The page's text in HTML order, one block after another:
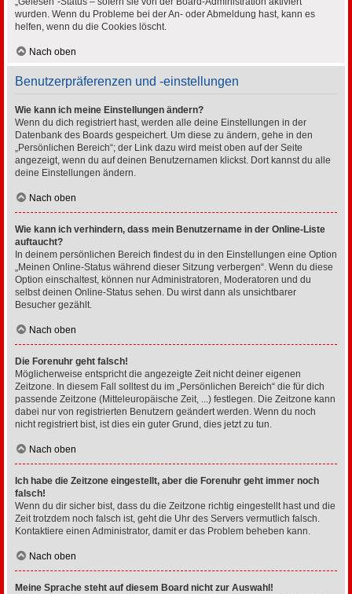
wurden. Wenn du Probleme bei der An- oder Abmeldung hast, kann es
helfen, wenn du die Cookies löscht.
Nach oben
Benutzerpräferenzen und -einstellungen
Wie kann ich meine Einstellungen ändern?
Wenn du dich registriert hast, werden alle deine Einstellungen in der
Datenbank des Boards gespeichert. Um diese zu ändern, gehe in den
„Persönlichen Bereich“; der Link dazu wird meist oben auf der Seite
angezeigt, wenn du auf deinen Benutzernamen klickst. Dort kannst du alle
deine Einstellungen ändern.
Nach oben
Wie kann ich verhindern, dass mein Benutzername in der Online-Liste
auftaucht?
In deinem persönlichen Bereich findest du in den Einstellungen eine Option
„Meinen Online-Status während dieser Sitzung verbergen“. Wenn du diese
Option einschaltest, können nur Administratoren, Moderatoren und du
selbst deinen Online-Status sehen. Du wirst dann als unsichtbarer
Besucher gezählt.
Nach oben
Die Forenuhr geht falsch!
Möglicherweise entspricht die angezeigte Zeit nicht deiner eigenen
Zeitzone. In diesem Fall solltest du im „Persönlichen Bereich“ die für dich
passende Zeitzone (Mitteleuropäische Zeit, ...) festlegen. Die Zeitzone kann
dabei nur von registrierten Benutzern geändert werden. Wenn du noch
nicht registriert bist, ist dies ein guter Grund, dies jetzt zu tun.
Nach oben
Ich habe die Zeitzone eingestellt, aber die Forenuhr geht immer noch
falsch!
Wenn du dir sicher bist, dass du die Zeitzone richtig eingestellt hast und die
Zeit trotzdem noch falsch ist, geht die Uhr des Servers vermutlich falsch.
Kontaktiere einen Administrator, damit er das Problem beheben kann.
Nach oben
Meine Sprache steht auf diesem Board nicht zur Auswahl!